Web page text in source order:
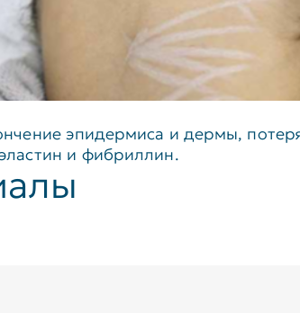
эпидермиса и дермы,
и фибриллин.